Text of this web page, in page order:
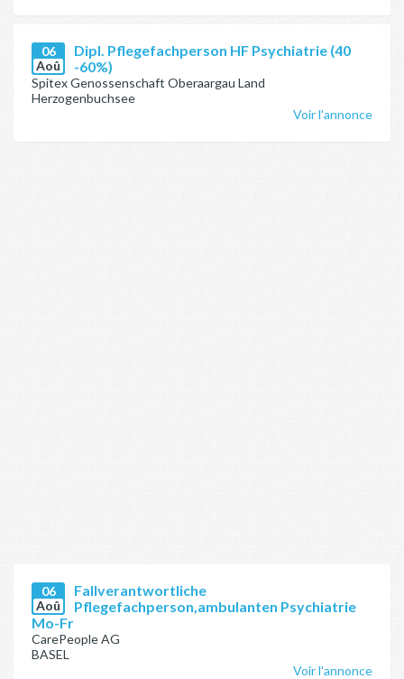
06
Aoû
Dipl. Pflegefachperson HF Psychiatrie (40
-60%)
Spitex Genossenschaft Oberaargau Land
Herzogenbuchsee
Voir l'annonce
06
Aoû
Fallverantwortliche
Pflegefachperson,ambulanten Psychiatrie
Mo-Fr
CarePeople AG
BASEL
Voir l'annonce